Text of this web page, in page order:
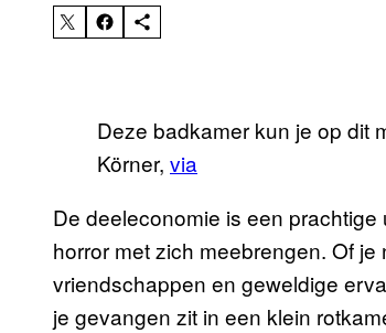
Deze badkamer kun je op dit
Körner, via
De deeleconomie is een
horror met zich meebrengen. Of
vriendschappen en geweldige
je gevangen zit in een klein